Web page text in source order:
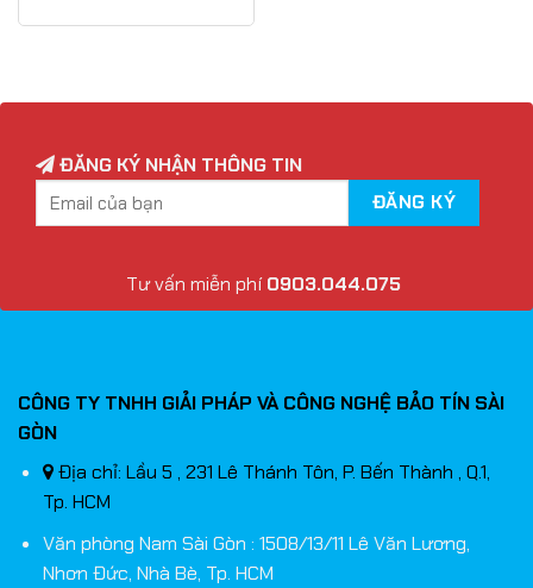
ĐĂNG KÝ NHẬN THÔNG TIN
Tư vấn miễn phí0903.044.075
CÔNG TY TNHH GIẢI PHÁP VÀ CÔNG NGHỆ BẢO TÍN SÀI
GÒN
Địa chỉ: Lầu 5 , 231 Lê Thánh Tôn, P. Bến Thành , Q.1,
Tp. HCM
Văn phòng Nam Sài Gòn : 1508/13/11 Lê Văn Lương,
Nhơn Đức, Nhà Bè, Tp. HCM